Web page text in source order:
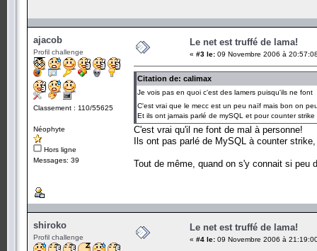
ajacob
Profil challenge
Classement : 110/55625
Néophyte
Hors ligne
Messages: 39
Le net est truffé de lama!
« #3 le: 09 Novembre 2006 à
Citation de: calimax
Je vois pas en quoi c'est des lamers puisqu'ils ne
C'est vrai que le mecc est un peu naïf mais bon on
Et ils ont jamais parlé de mySQL et pour counter
C'est vrai qu'il ne font de mal à personne!
Ils ont pas parlé de MySQL à counter
Tout de même, quand on s'y connait si peu
shiroko
Profil challenge
Le net est truffé de lama!
« #4 le: 09 Novembre 2006 à